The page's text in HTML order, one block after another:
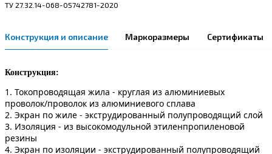
ТУ 27.32.14-068-05742781-2020
Конструкция и описание Маркоразмеры Сертификаты
Конструкция:
1. Токопроводящая жила - круглая из алюминиевых
проволок/проволок из алюминиевого сплава
2. Экран по жиле - экструдированный полупроводящий слой
3. Изоляция - из высокомодульной этиленпропиленовой
резины
4. Экран по изоляции - экструдированный полупроводящий